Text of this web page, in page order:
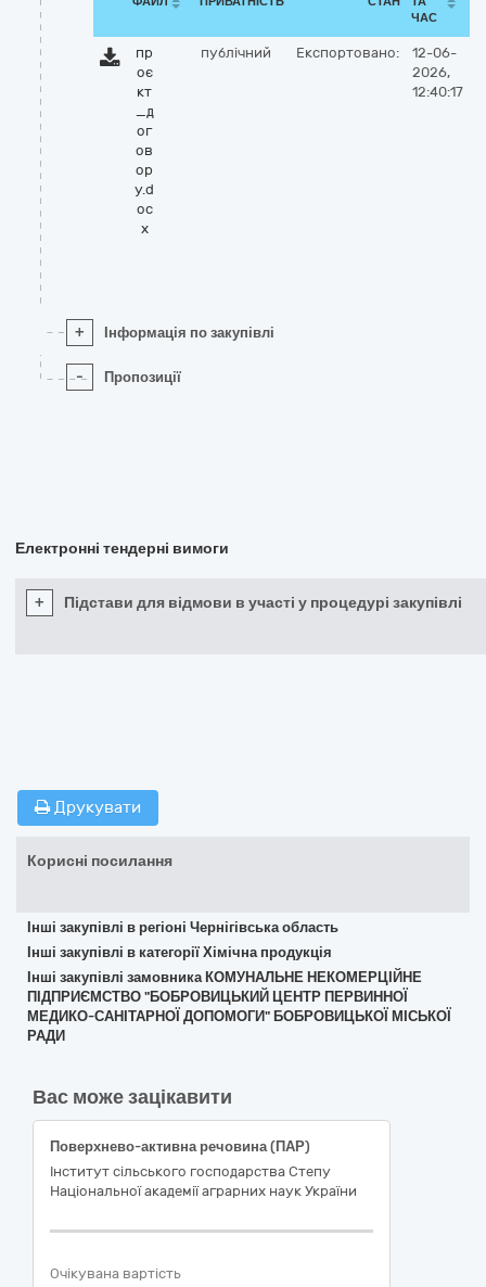
ЧАС
пр
оє
кт
_д
ог
ов
ор
у.d
oc
x
публічний Експортовано:
12-06-
2026,
12:40:17
+ Інформація по закупівлі
- Пропозиції
Електронні тендерні вимоги
+ Підстави для відмови в участі у процедурі закупівлі
Друкувати
Корисні посилання
Інші закупівлі в регіоні Чернігівська область
Інші закупівлі в категорії Хімічна продукція
Інші закупівлі замовника КОМУНАЛЬНЕ НЕКОМЕРЦІЙНЕ
ПІДПРИЄМСТВО "БОБРОВИЦЬКИЙ ЦЕНТР ПЕРВИННОЇ
МЕДИКО-САНІТАРНОЇ ДОПОМОГИ" БОБРОВИЦЬКОЇ МІСЬКОЇ
РАДИ
Вас може зацікавити
Поверхнево-активна речовина (ПАР)
Інститут сільського господарства Степу
Національної академії аграрних наук України
Очікувана вартість